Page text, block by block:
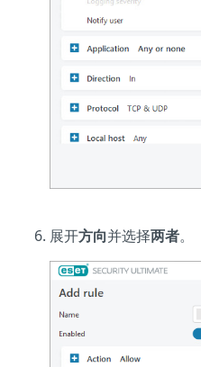
展开方向并选择两者。